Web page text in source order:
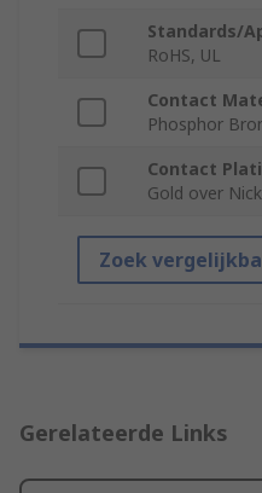
Standards/
RoHS, UL
Contact
Phosphor
Contact
Gold over
Zoek
Gerelateerde Links